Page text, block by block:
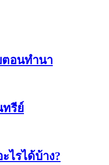
อนทำนา
ทรีย์
ไรได้บ้าง?